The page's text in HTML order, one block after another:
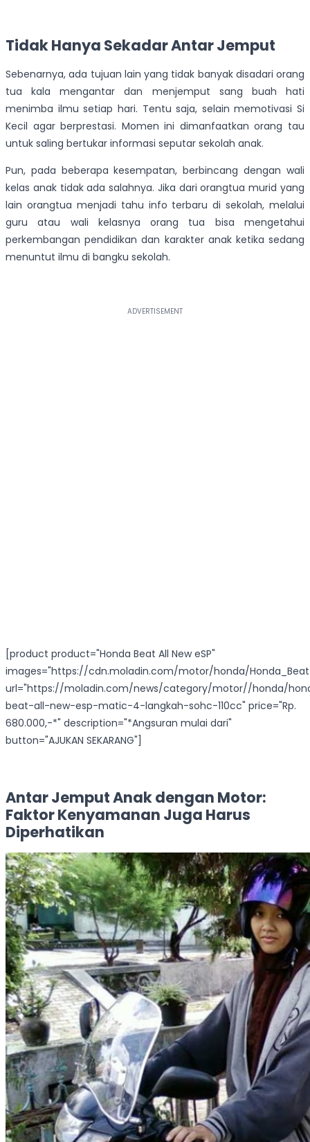
Tidak Hanya Sekadar Antar Jemput
Sebenarnya, ada tujuan lain yang tidak banyak disadari orang
tua kala mengantar dan menjemput sang buah hati
menimba ilmu setiap hari. Tentu saja, selain memotivasi Si
Kecil agar berprestasi. Momen ini dimanfaatkan orang tau
untuk saling bertukar informasi seputar sekolah anak.
Pun, pada beberapa kesempatan, berbincang dengan wali
kelas anak tidak ada salahnya. Jika dari orangtua murid yang
lain orangtua menjadi tahu info terbaru di sekolah, melalui
guru atau wali kelasnya orang tua bisa mengetahui
perkembangan pendidikan dan karakter anak ketika sedang
menuntut ilmu di bangku sekolah.
[product product="Honda Beat All New eSP"
images="https://cdn.moladin.com/motor/honda/
url="https://moladin.com/news/category/motor//honda/
beat-all-new-esp-matic-4-langkah-sohc-110cc" price="Rp.
680.000,-*" description="*Angsuran mulai dari"
button="AJUKAN SEKARANG"]
Antar Jemput Anak dengan Motor:
Faktor Kenyamanan Juga Harus
Diperhatikan